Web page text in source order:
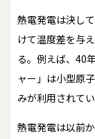
熱電発電は決し
けて温度差を与
る。例えば、40
ャー」は小型原
みが利用されてい
熱電発電は以前